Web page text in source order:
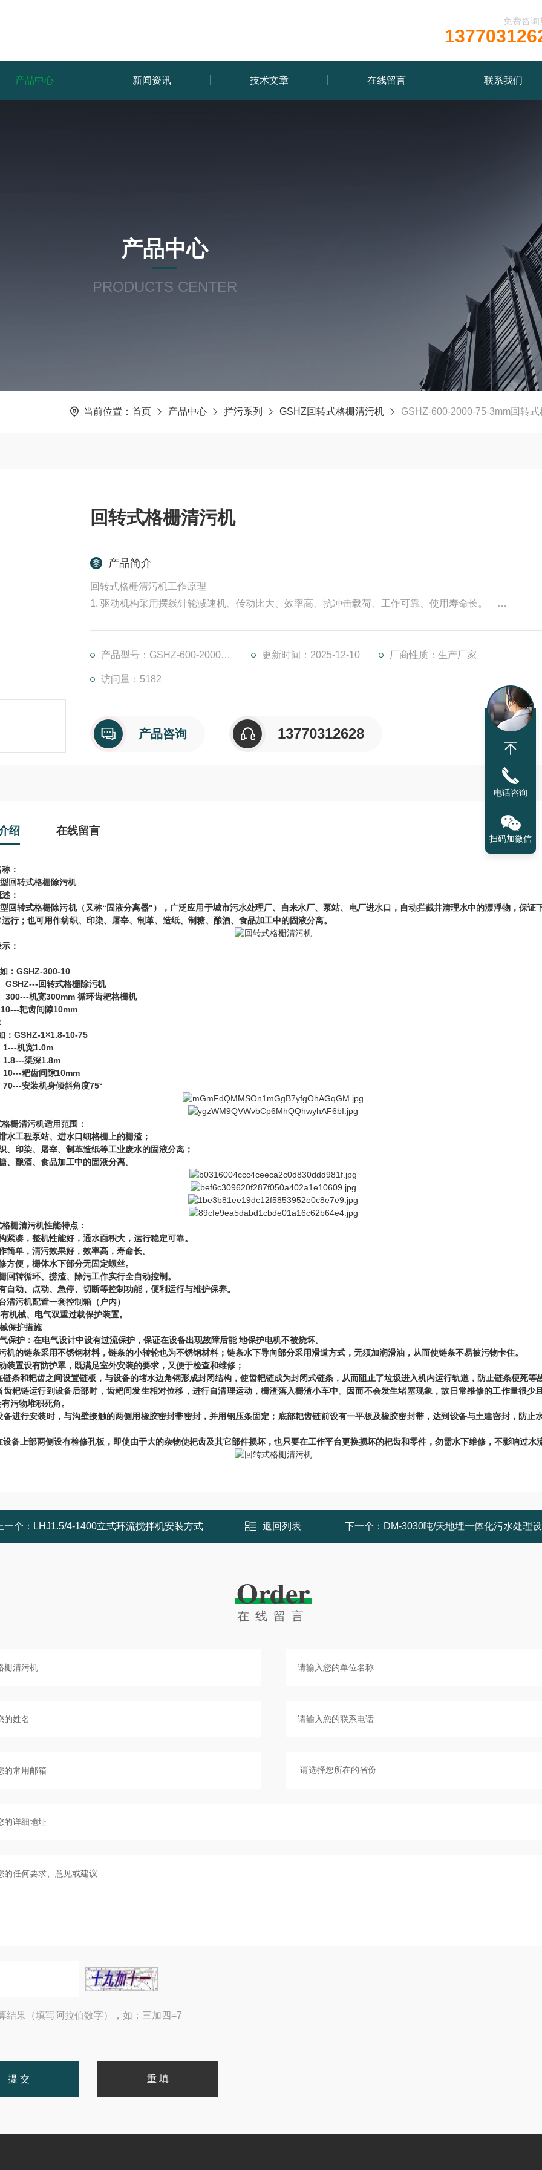
免费咨询
产品中心 新闻资讯 技术文章 在线留言 联系我们
产品中心
PRODUCTS CENTER
当前位置： 首页 产品中心 拦污系列 GSHZ回转式格栅清污机 GSHZ-600-2000-75-3mm回转
回转式格栅清污机
产品简介
回转式格栅清污机工作原理
1. 驱动机构采用摆线针轮减速机、传动比大、效率高、抗冲击载荷、工作可靠、使用寿命长。
产品型号：GSHZ-600-2000-75-3mm
更新时间：2025-12-10 厂商性质：生产厂家
访问量：5182
产品咨询 13770312628
绍 在线留言
：
型回转式格栅除污机
：
型回转式格栅除污机（又称“ 固液分离器" ），广泛应用于城市污水处理厂、自来水厂、泵站、电厂进水口，自动拦截并清理水中的漂浮物，保证
行；也可用作纺织、印染、屠宰、制革、造纸、制糖、酿酒、食品加工中的固液分离。
：
： GSHZ-300-10
回转式格栅除污机
机宽300mm 循环齿耙格栅机
耙齿间隙10mm
： GSHZ-1×1.8-10-75
机宽1.0m
渠深1.8m
耙齿间隙10mm
安装机身倾斜角度75°
栅清污机适用范围：
水工程泵站、进水口细格栅上的栅渣；
、印染、屠宰、制革造纸等工业废水的固液分离；
、酿酒、食品加工中的固液分离。
栅清污机性能特点：
紧凑，整机性能好，通水面积大，运行稳定可靠。
简单，清污效果好，效率高，寿命长。
方便，栅体水下部分无固定螺丝。
回转循环、捞渣、除污工作实行全自动控制。
自动、点动、急停、切断等控制功能，便利运行与维护保养。
清污机配置一套控制箱（户内）
机械、电气双重过载保护装置。
保护措施
保护：在电气设计中设有过流保护，保证在设备出现故障后能 地保护电机不被烧坏。
机的链条采用不锈钢材料，链条的小转轮也为不锈钢材料；链条水下导向部分采用滑道方式，无须加润滑油，从而使链条不易被污物卡住。
装置设有防护罩，既满足室外安装的要求，又便于检查和维修；
链条和耙齿之间设置链板，与设备的堵水边角钢形成封闭结构，使齿耙链成为封闭式链条，从而阻止了垃圾进入机内运行轨道，防止链条梗死等
齿耙链运行到设备后部时，齿耙间发生相对位移，进行自清理运动，栅渣落入栅渣小车中。因而不会发生堵塞现象，故日常维修的工作量很少
污物堆积死角。
备进行安装时，与沟壁接触的两侧用橡胶密封带密封，并用钢压条固定；底部耙齿链前设有一平板及橡胶密封带，达到设备与土建密封，防止
设备上部两侧设有检修孔板，即使由于大的杂物使耙齿及其它部件损坏，也只要在工作平台更换损坏的耙齿和零件，勿需水下维修，不影响过水
一个： LHJ1.5/4-1400立式环流搅拌机安装方式 返回列表 下一个： DM-3030吨/天地埋一体化污水处理
Order
在线留言
结果（填写阿拉伯数字），如：三加四=7
电话咨询
扫码加微信